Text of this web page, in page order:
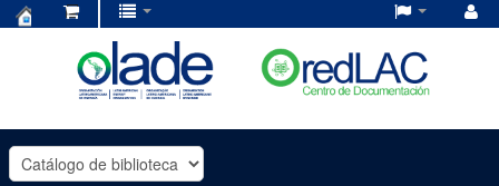
OLADE